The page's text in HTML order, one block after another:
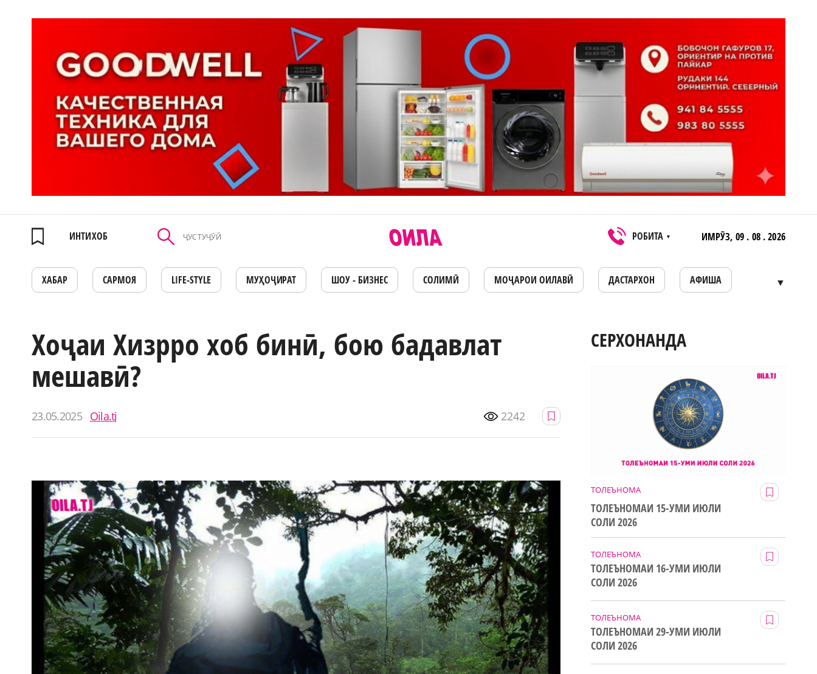
ИНТИХОБ РОБИТА ▼ ИМРӮЗ, 09 . 08 . 2026
ХАБАР САРМОЯ LIFE-STYLE МУҲОҶИРАТ ШОУ - БИЗНЕС СОЛИМӢ МОҶАРОИ ОИЛАВӢ ДАСТАРХОН АФИША ▼
Хоҷаи Хизрро хоб бинӣ, бою бадавлат
мешавӣ?
23.05.2025 Oila.tj 2242
СЕРХОНАНДА
ТОЛЕЪНОМА
ТОЛЕЪНОМАИ 15-УМИ ИЮЛИ
СОЛИ 2026
ТОЛЕЪНОМА
ТОЛЕЪНОМАИ 16-УМИ ИЮЛИ
СОЛИ 2026
ТОЛЕЪНОМА
ТОЛЕЪНОМАИ 29-УМИ ИЮЛИ
СОЛИ 2026